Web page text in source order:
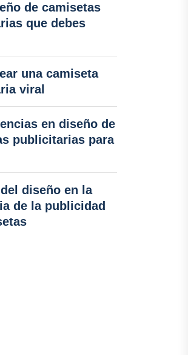
de camisetas
que debes
una camiseta
viral
en diseño de
publicitarias para
diseño en la
de la publicidad